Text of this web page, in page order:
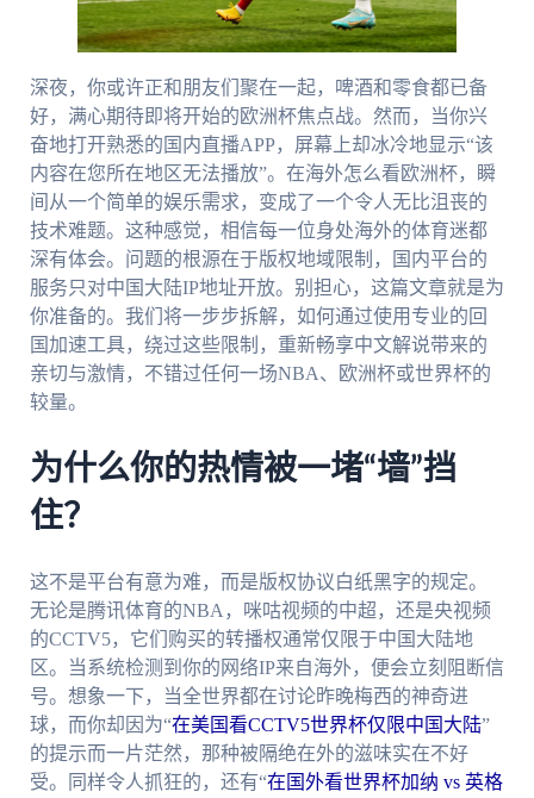
深夜，你或许正和朋友们聚在一起，啤酒和零食都已备
好，满心期待即将开始的欧洲杯焦点战。然而，当你兴
奋地打开熟悉的国内直播APP，屏幕上却冰冷地显示“该
内容在您所在地区无法播放”。在海外怎么看欧洲杯，瞬
间从一个简单的娱乐需求，变成了一个令人无比沮丧的
技术难题。这种感觉，相信每一位身处海外的体育迷都
深有体会。问题的根源在于版权地域限制，国内平台的
服务只对中国大陆IP地址开放。别担心，这篇文章就是为
你准备的。我们将一步步拆解，如何通过使用专业的回
国加速工具，绕过这些限制，重新畅享中文解说带来的
亲切与激情，不错过任何一场NBA、欧洲杯或世界杯的
较量。
为什么你的热情被一堵“墙”挡
住？
这不是平台有意为难，而是版权协议白纸黑字的规定。
无论是腾讯体育的NBA，咪咕视频的中超，还是央视频
的CCTV5，它们购买的转播权通常仅限于中国大陆地
区。当系统检测到你的网络IP来自海外，便会立刻阻断信
号。想象一下，当全世界都在讨论昨晚梅西的神奇进
球，而你却因为“在美国看CCTV5世界杯仅限中国大陆”
的提示而一片茫然，那种被隔绝在外的滋味实在不好
受。同样令人抓狂的，还有“在国外看世界杯加纳 vs 英格